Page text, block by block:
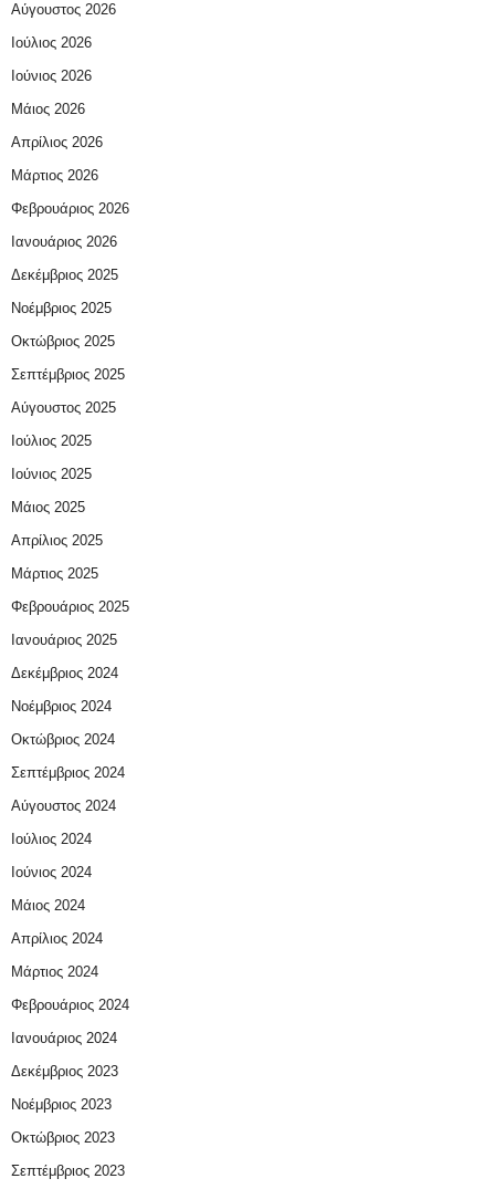
Αύγουστος 2026
Ιούλιος 2026
Ιούνιος 2026
Μάιος 2026
Απρίλιος 2026
Μάρτιος 2026
Φεβρουάριος 2026
Ιανουάριος 2026
Δεκέμβριος 2025
Νοέμβριος 2025
Οκτώβριος 2025
Σεπτέμβριος 2025
Αύγουστος 2025
Ιούλιος 2025
Ιούνιος 2025
Μάιος 2025
Απρίλιος 2025
Μάρτιος 2025
Φεβρουάριος 2025
Ιανουάριος 2025
Δεκέμβριος 2024
Νοέμβριος 2024
Οκτώβριος 2024
Σεπτέμβριος 2024
Αύγουστος 2024
Ιούλιος 2024
Ιούνιος 2024
Μάιος 2024
Απρίλιος 2024
Μάρτιος 2024
Φεβρουάριος 2024
Ιανουάριος 2024
Δεκέμβριος 2023
Νοέμβριος 2023
Οκτώβριος 2023
Σεπτέμβριος 2023